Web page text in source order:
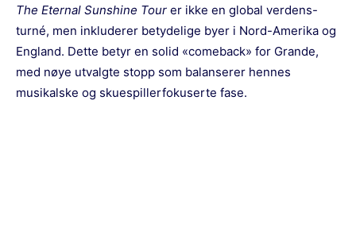
The Eternal Sunshine Tour er ikke en global verdens-
turné, men inkluderer betydelige byer i Nord-Amerika og
England. Dette betyr en solid «comeback» for Grande,
med nøye utvalgte stopp som balanserer hennes
musikalske og skuespillerfokuserte fase.